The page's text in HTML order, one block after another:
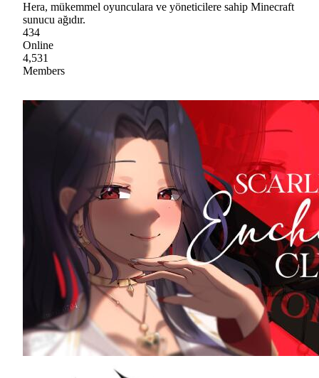
Hera, mükemmel oyunculara ve yöneticilere sahip Minecraft
sunucu ağıdır.
434
Online
4,531
Members